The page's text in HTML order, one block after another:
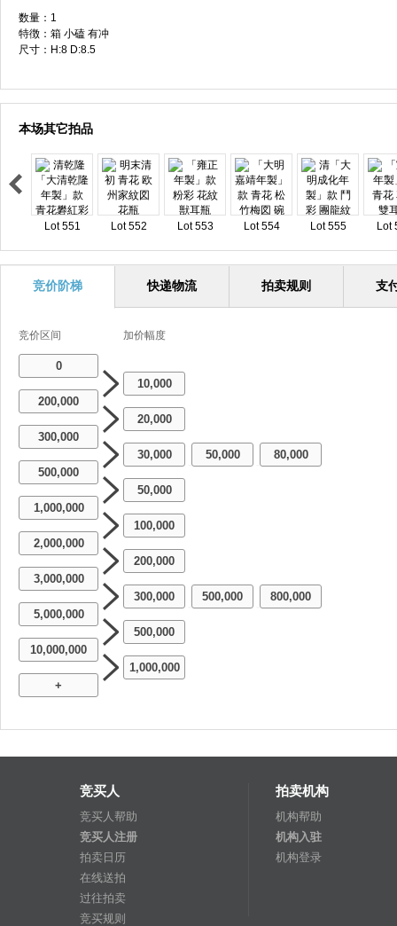
数量：1
特徴：箱 小磕 有冲
尺寸：H:8 D:8.5
本场其它拍品
Lot 551 Lot 552 Lot 553 Lot 554 Lot 555 Lot
竞价阶梯 快递物流 拍卖规则 支
竞价区间 加价幅度
0
10,000
200,000
20,000
300,000
30,000
50,000
80,000
500,000
50,000
1,000,000
100,000
2,000,000
200,000
3,000,000
300,000
500,000
800,000
5,000,000
500,000
10,000,000
1,000,000
+
竞买人
竞买人帮助
竞买人注册
拍卖日历
在线送拍
过往拍卖
竞买规则
拍卖机构
机构帮助
机构入驻
机构登录